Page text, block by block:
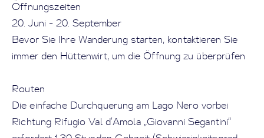
Öffnungszeiten
20. Juni - 20. September
Bevor Sie Ihre Wanderung starten, kontaktieren Sie
immer den Hüttenwirt, um die Öffnung zu überprüfen
Routen
Die einfache Durchquerung am Lago Nero vorbei
Richtung Rifugio Val d’Amola „Giovanni Segantini“